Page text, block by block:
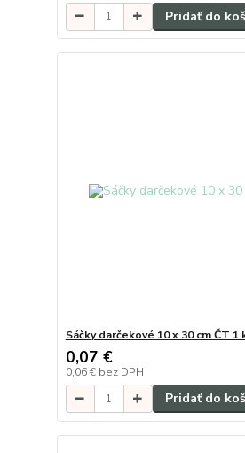
Pridať do
Sáčky darčekové 10 x 30 cm ČT 1
0,07 €
0,06 € bez DPH
Pridať do